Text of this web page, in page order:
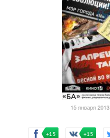
15 января 2013
+15 +15